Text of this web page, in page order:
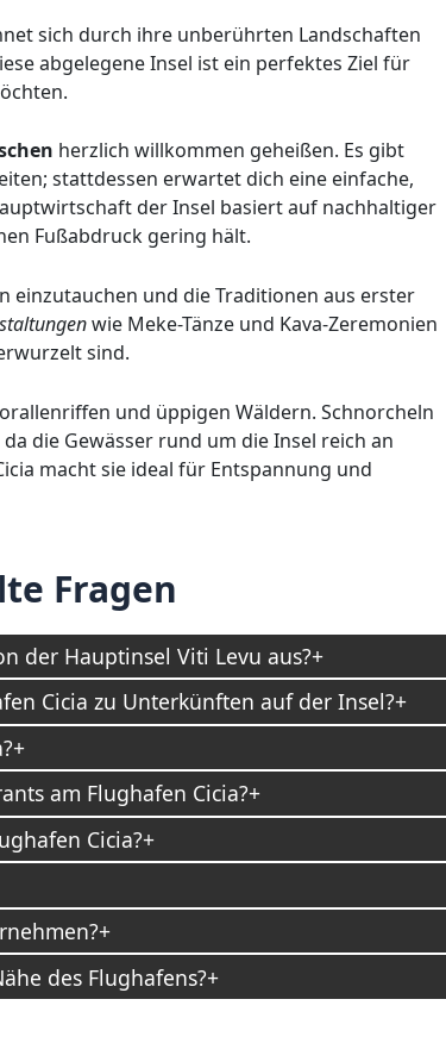
sich durch ihre unberührten Landschaften
abgelegene Insel ist ein perfektes Ziel für
herzlich willkommen geheißen. Es gibt
stattdessen erwartet dich eine einfache,
der Insel basiert auf nachhaltiger
Fußabdruck gering hält.
einzutauchen und die Traditionen aus erster
wie Meke-Tänze und Kava-Zeremonien
sind.
und üppigen Wäldern. Schnorcheln
die Gewässer rund um die Insel reich an
macht sie ideal für Entspannung und
Fragen
der Hauptinsel Viti Levu aus?
Cicia zu Unterkünften auf der Insel?
am Flughafen Cicia?
Cicia?
des Flughafens?